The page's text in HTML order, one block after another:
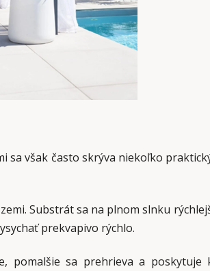
sa však často skrýva niekoľko
Substrát sa na plnom slnku
prekvapivo rýchlo.
pomalšie sa prehrieva a poskytuje